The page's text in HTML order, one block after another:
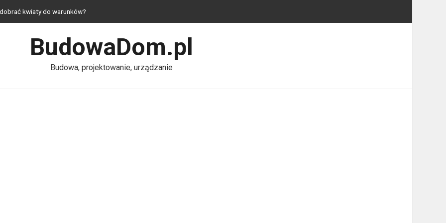
kwiaty do warunków?
praktyczne i estetyczne rozwiązania do domu
— komfort nawet na niewielkim metrażu
dlaczego ich jakość ma kluczowe znaczenie dla wydajności silnika?
BudowaDom.pl
Budowa, projektowanie, urządzanie